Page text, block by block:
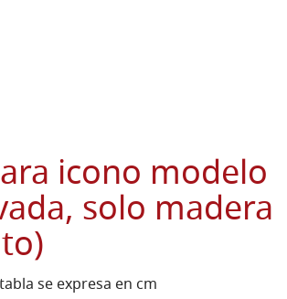
icono modelo
solo madera
se expresa en cm